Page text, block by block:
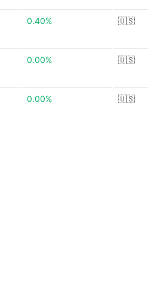
0.40% 🇺🇸
0.00% 🇺🇸
0.00% 🇺🇸